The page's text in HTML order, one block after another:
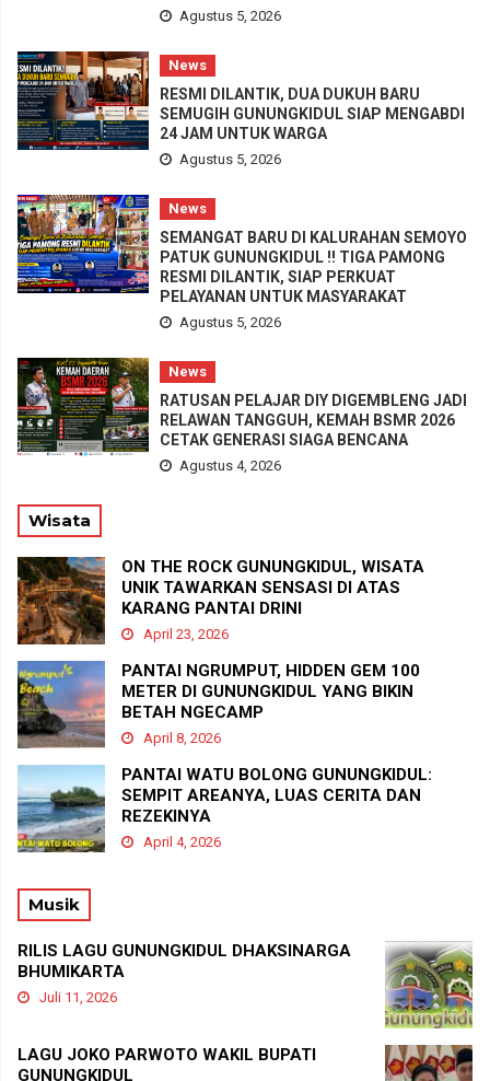
Agustus 5, 2026
News
RESMI DILANTIK, DUA DUKUH BARU
SEMUGIH GUNUNGKIDUL SIAP MENGABDI
24 JAM UNTUK WARGA
Agustus 5, 2026
News
SEMANGAT BARU DI KALURAHAN SEMOYO
PATUK GUNUNGKIDUL !! TIGA PAMONG
RESMI DILANTIK, SIAP PERKUAT
PELAYANAN UNTUK MASYARAKAT
Agustus 5, 2026
News
RATUSAN PELAJAR DIY DIGEMBLENG JADI
RELAWAN TANGGUH, KEMAH BSMR 2026
CETAK GENERASI SIAGA BENCANA
Agustus 4, 2026
Wisata
ON THE ROCK GUNUNGKIDUL, WISATA
UNIK TAWARKAN SENSASI DI ATAS
KARANG PANTAI DRINI
April 23, 2026
PANTAI NGRUMPUT, HIDDEN GEM 100
METER DI GUNUNGKIDUL YANG BIKIN
BETAH NGECAMP
April 8, 2026
PANTAI WATU BOLONG GUNUNGKIDUL:
SEMPIT AREANYA, LUAS CERITA DAN
REZEKINYA
April 4, 2026
Musik
RILIS LAGU GUNUNGKIDUL DHAKSINARGA
BHUMIKARTA
Juli 11, 2026
LAGU JOKO PARWOTO WAKIL BUPATI
GUNUNGKIDUL